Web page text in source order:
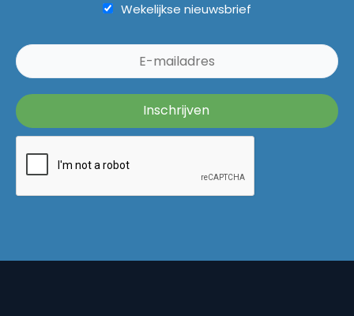
Wekelijkse nieuwsbrief